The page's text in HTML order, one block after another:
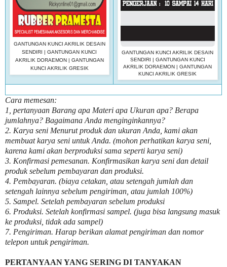
GANTUNGAN KUNCI AKRILIK DESAIN
SENDIRI | GANTUNGAN KUNCI
AKRILIK DORAEMON | GANTUNGAN
KUNCI AKRILIK GRESIK
GANTUNGAN KUNCI AKRILIK DESAIN
SENDIRI | GANTUNGAN KUNCI
AKRILIK DORAEMON | GANTUNGAN
KUNCI AKRILIK GRESIK
Cara memesan:
1, pertanyaan Barang apa Materi apa Ukuran apa? Berapa
jumlahnya? Bagaimana Anda menginginkannya?
2. Karya seni Menurut produk dan ukuran Anda, kami akan
membuat karya seni untuk Anda. (mohon perhatikan karya seni,
karena kami akan berproduksi sama seperti karya seni)
3. Konfirmasi pemesanan. Konfirmasikan karya seni dan detail
produk sebelum pembayaran dan produksi.
4. Pembayaran. (biaya cetakan, atau setengah jumlah dan
setengah lainnya sebelum pengiriman, atau jumlah 100%)
5. Sampel. Setelah pembayaran sebelum produksi
6. Produksi. Setelah konfirmasi sampel. (juga bisa langsung masuk
ke produksi, tidak ada sampel)
7. Pengiriman. Harap berikan alamat pengiriman dan nomor
telepon untuk pengiriman.
PERTANYAAN YANG SERING DI TANYAKAN